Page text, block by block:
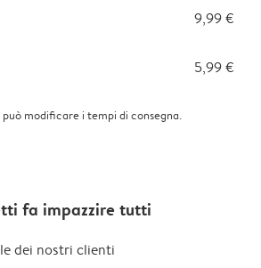
9,99 €
5,99 €
modificare i tempi di consegna.
fa impazzire tutti
dei nostri clienti